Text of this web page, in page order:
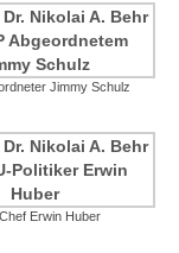
Jimmy Schulz
Erwin Huber